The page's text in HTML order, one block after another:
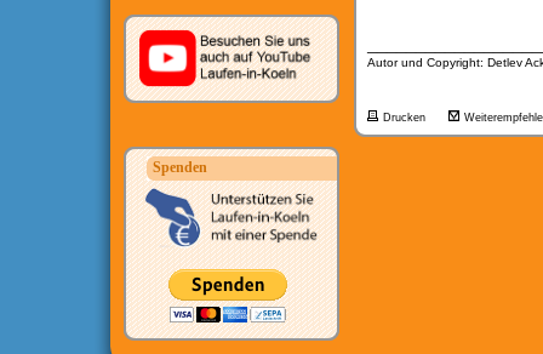
Spenden
Autor und Copyright: Detlev
Drucken